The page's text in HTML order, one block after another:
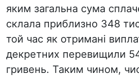
яким загальна сума
склала приблизно 348
той час як отримані
декретних перевищили
гривень. Таким чином,